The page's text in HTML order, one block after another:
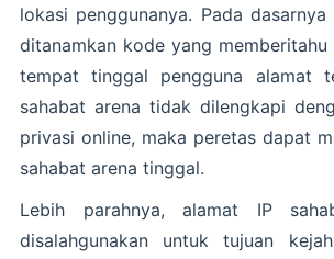
lokasi penggunanya. Pada
ditanamkan kode yang
tempat tinggal pengguna alamat
sahabat arena tidak dilengkapi
privasi online, maka peretas dapat
sahabat arena tinggal.
Lebih parahnya, alamat IP
disalahgunakan untuk tujuan